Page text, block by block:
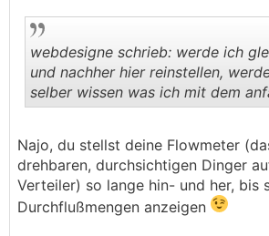
webdesigne schrieb: werde ich
und nachher hier reinstellen,
selber wissen was ich mit dem
Najo, du stellst deine Flowmeter
drehbaren, durchsichtigen Dinger
Verteiler) so lange hin- und her, bis
Durchflußmengen anzeigen